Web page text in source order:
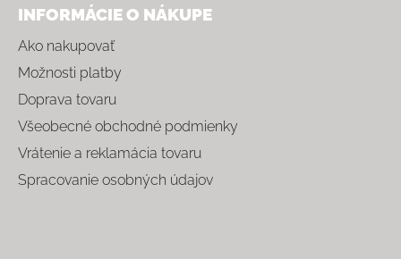
INFORMÁCIE O NÁKUPE
Ako nakupovať
Možnosti platby
Doprava tovaru
Všeobecné obchodné podmienky
Vrátenie a reklamácia tovaru
Spracovanie osobných údajov